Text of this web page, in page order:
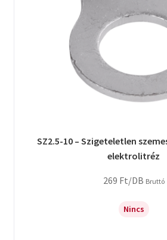
SZ2.5-10 – Szigeteletlen
elektrolitréz
269 Ft/DB Bruttó
Nincs